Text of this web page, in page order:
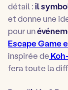
détail :il
et donne une
pour un
Escape Game
inspirée de
fera toute la